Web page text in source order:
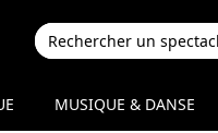
MUSIQUE & DANSE